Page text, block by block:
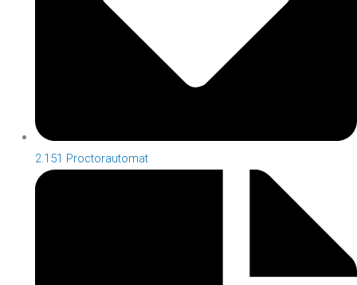
2.151 Proctorautomat